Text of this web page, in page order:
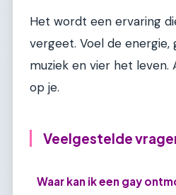
Het wordt een ervaring
vergeet. Voel de energie,
muziek en vier het
op je.
Veelgestelde
Waar kan ik een gay